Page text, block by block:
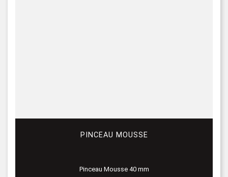
PINCEAU MOUSSE
Pinceau Mousse 40 mm